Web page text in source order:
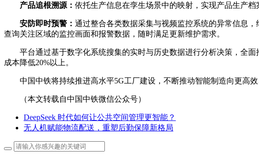
产品追根溯源： 依托生产信息在孪生场景中的映射，实现产品生产
安防即时预警： 通过整合各类数据采集与视频监控系统的异常信息
查询关注区域的监控画面和报警数据，随时满足更新维护需求。
平台通过基于数字化系统搜集的实时与历史数据进行分析决策，全
成本降低20%以上。
中国中铁将持续推进高水平5G工厂建设，不断推动智能制造向更高
（本文转载自中国中铁微信公众号）
DeepSeek 时代如何让公共空间管理更智能？
无人机赋能物流配送，重塑后勤保障新格局